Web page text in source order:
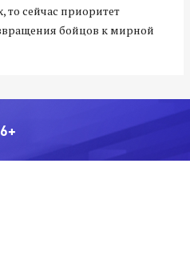
то сейчас приоритет
бойцов к мирной